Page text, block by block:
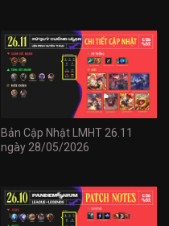
Bản Cập Nhật LMHT 26.11
ngày 28/05/2026